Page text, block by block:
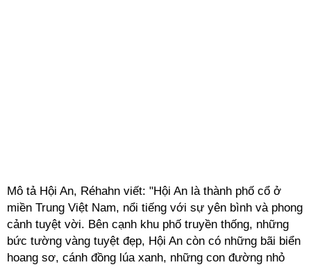
Mô tả Hội An, Réhahn viết: "Hội An là thành phố cổ ở
miền Trung Việt Nam, nổi tiếng với sự yên bình và phong
cảnh tuyệt vời. Bên cạnh khu phố truyền thống, những
bức tường vàng tuyệt đẹp, Hội An còn có những bãi biển
hoang sơ, cánh đồng lúa xanh, những con đường nhỏ